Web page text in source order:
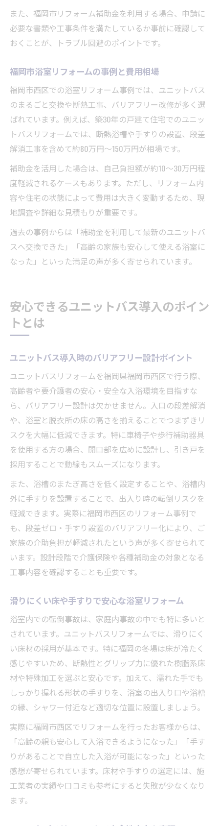
また、福岡市リフォーム補助金を利用する場合、申請に
必要な書類や工事条件を満たしているか事前に確認して
おくことが、トラブル回避のポイントです。
福岡市浴室リフォームの事例と費用相場
福岡市西区での浴室リフォーム事例では、ユニットバス
のまるごと交換や断熱工事、バリアフリー改修が多く選
ばれています。例えば、築30年の戸建て住宅でのユニッ
トバスリフォームでは、断熱浴槽や手すりの設置、段差
解消工事を含めて約80万円〜150万円が相場です。
補助金を活用した場合は、自己負担額が約10〜30万円程
度軽減されるケースもあります。ただし、リフォーム内
容や住宅の状態によって費用は大きく変動するため、現
地調査や詳細な見積もりが重要です。
過去の事例からは「補助金を利用して最新のユニットバ
スへ交換できた」「高齢の家族も安心して使える浴室に
なった」といった満足の声が多く寄せられています。
安心できるユニットバス導入のポイン
トとは
ユニットバス導入時のバリアフリー設計ポイント
ユニットバスリフォームを福岡県福岡市西区で行う際、
高齢者や要介護者の安心・安全な入浴環境を目指すな
ら、バリアフリー設計は欠かせません。入口の段差解消
や、浴室と脱衣所の床の高さを揃えることでつまずきリ
スクを大幅に低減できます。特に車椅子や歩行補助器具
を使用する方の場合、開口部を広めに設計し、引き戸を
採用することで動線もスムーズになります。
また、浴槽のまたぎ高さを低く設定することや、浴槽内
外に手すりを設置することで、出入り時の転倒リスクを
軽減できます。実際に福岡市西区のリフォーム事例で
も、段差ゼロ・手すり設置のバリアフリー化により、ご
家族の介助負担が軽減されたという声が多く寄せられて
います。設計段階で介護保険や各種補助金の対象となる
工事内容を確認することも重要です。
滑りにくい床や手すりで安心な浴室リフォーム
浴室内での転倒事故は、家庭内事故の中でも特に多いと
されています。ユニットバスリフォームでは、滑りにく
い床材の採用が基本です。特に福岡の冬場は床が冷たく
感じやすいため、断熱性とグリップ力に優れた樹脂系床
材や特殊加工を選ぶと安心です。加えて、濡れた手でも
しっかり握れる形状の手すりを、浴室の出入り口や浴槽
の縁、シャワー付近など適切な位置に設置しましょう。
実際に福岡市西区でリフォームを行ったお客様からは、
「高齢の親も安心して入浴できるようになった」「手す
りがあることで自立した入浴が可能になった」といった
感想が寄せられています。床材や手すりの選定には、施
工業者の実績や口コミも参考にすると失敗が少なくなり
ます。